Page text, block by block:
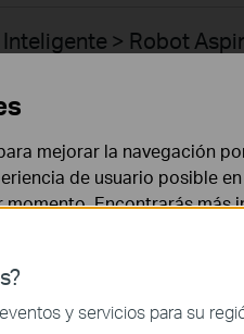
> Robot
> Omada > Puntos
> Omada > Puntos
> Omada > Puntos
> Omada > Puntos
> Omada > Switches
y servicios para su
mejorar la navegación
de usuario posible
momento. Encontrarás más
el funcionamiento del